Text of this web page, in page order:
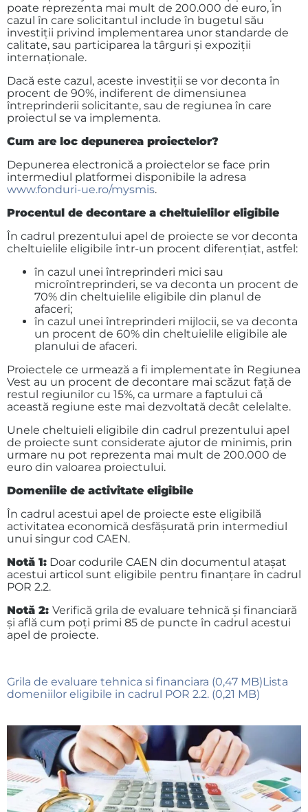
poate reprezenta mai mult de 200.000 de euro, în
cazul în care solicitantul include în bugetul său
investiții privind implementarea unor standarde de
calitate, sau participarea la târguri și expoziții
internaționale.
Dacă este cazul, aceste investiții se vor deconta în
procent de 90%, indiferent de dimensiunea
întreprinderii solicitante, sau de regiunea în care
proiectul se va implementa.
Cum are loc depunerea proiectelor?
Depunerea electronică a proiectelor se face prin
intermediul platformei disponibile la adresa
www.fonduri-ue.ro/mysmis.
Procentul de decontare a cheltuielilor eligibile
În cadrul prezentului apel de proiecte se vor deconta
cheltuielile eligibile într-un procent diferențiat, astfel:
în cazul unei întreprinderi mici sau
microîntreprinderi, se va deconta un procent de
70% din cheltuielile eligibile din planul de
afaceri;
în cazul unei întreprinderi mijlocii, se va deconta
un procent de 60% din cheltuielile eligibile ale
planului de afaceri.
Proiectele ce urmează a fi implementate în Regiunea
Vest au un procent de decontare mai scăzut față de
restul regiunilor cu 15%, ca urmare a faptului că
această regiune este mai dezvoltată decât celelalte.
Unele cheltuieli eligibile din cadrul prezentului apel
de proiecte sunt considerate ajutor de minimis, prin
urmare nu pot reprezenta mai mult de 200.000 de
euro din valoarea proiectului.
Domeniile de activitate eligibile
În cadrul acestui apel de proiecte este eligibilă
activitatea economică desfășurată prin intermediul
unui singur cod CAEN.
Notă 1: Doar codurile CAEN din documentul atașat
acestui articol sunt eligibile pentru finanţare în cadrul
POR 2.2.
Notă 2: Verifică grila de evaluare tehnică și financiară
și află cum poți primi 85 de puncte în cadrul acestui
apel de proiecte.
Grila de evaluare tehnica si financiara (0,47 MB)Lista
domeniilor eligibile in cadrul POR 2.2. (0,21 MB)